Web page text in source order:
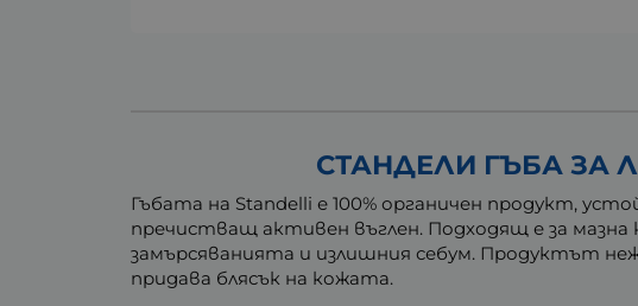
СТАНДЕЛИ ГЪБА ЗА
Гъбата на Standelli е 100% органичен продукт,
пречистващ активен въглен. Подходящ е за
замърсяванията и излишния себум. Продуктът
придава блясък на кожата.